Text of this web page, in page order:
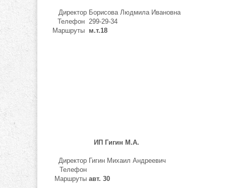
Директор Борисова Людмила Ивановна
Телефон 299-29-34
Маршруты м.т.18
ИП Гигин М.А.
Директор Гигин Михаил Андреевич
Телефон
Маршруты авт. 30